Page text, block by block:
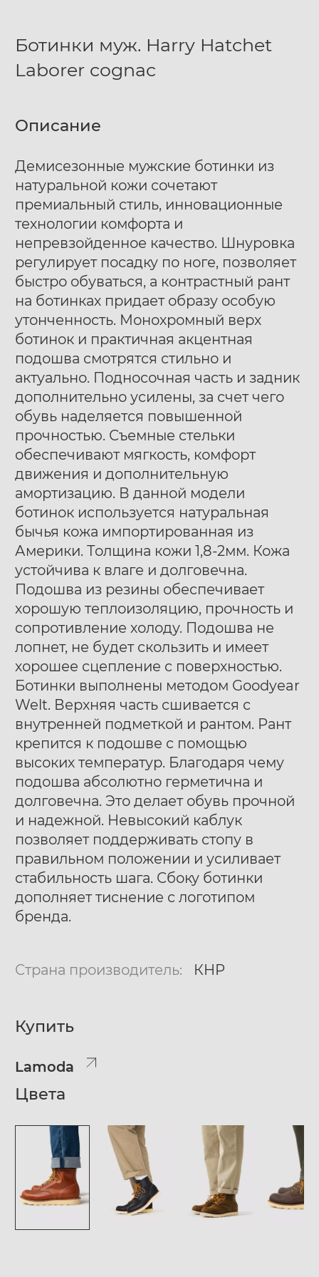
Ботинки муж. Harry Hatchet
Laborer cognac
Описание
Демисезонные мужские ботинки из
натуральной кожи сочетают
премиальный стиль, инновационные
технологии комфорта и
непревзойденное качество. Шнуровка
регулирует посадку по ноге, позволяет
быстро обуваться, а контрастный рант
на ботинках придает образу особую
утонченность. Монохромный верх
ботинок и практичная акцентная
подошва смотрятся стильно и
актуально. Подносочная часть и задник
дополнительно усилены, за счет чего
обувь наделяется повышенной
прочностью. Съемные стельки
обеспечивают мягкость, комфорт
движения и дополнительную
амортизацию. В данной модели
ботинок используется натуральная
бычья кожа импортированная из
Америки. Толщина кожи 1,8-2мм. Кожа
устойчива к влаге и долговечна.
Подошва из резины обеспечивает
хорошую теплоизоляцию, прочность и
сопротивление холоду. Подошва не
лопнет, не будет скользить и имеет
хорошее сцепление с поверхностью.
Ботинки выполнены методом Goodyear
Welt. Верхняя часть сшивается с
внутренней подметкой и рантом. Рант
крепится к подошве с помощью
высоких температур. Благодаря чему
подошва абсолютно герметична и
долговечна. Это делает обувь прочной
и надежной. Невысокий каблук
позволяет поддерживать стопу в
правильном положении и усиливает
стабильность шага. Сбоку ботинки
дополняет тиснение с логотипом
бренда.
Страна производитель: КНР
Купить
Lamoda
Цвета